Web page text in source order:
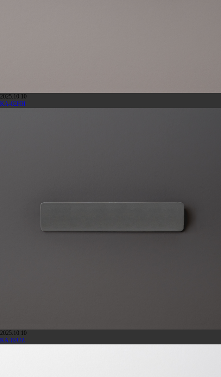
2025.10.10
KA-02HH
2025.10.10
KA-02UZ